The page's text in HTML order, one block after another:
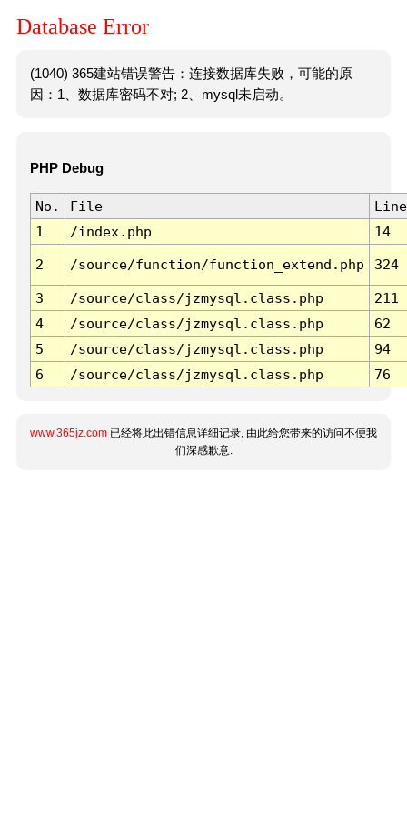
Database Error
(1040) 365建站错误警告：连接数据库失败，可能的原
因：1、数据库密码不对; 2、mysql未启动。
PHP Debug
No. File
Line
1
/index.php 14
2 /source/function/function_extend.php 324
3 /source/class/jzmysql.class.php
211
4
/source/class/jzmysql.class.php
62
5
/source/class/jzmysql.class.php
94
6
/source/class/jzmysql.class.php 76
www.365jz.com 已经将此出错信息详细记录, 由此给您带来的访问不便我
们深感歉意.